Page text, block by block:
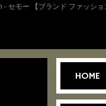
モー 【ブランド ファッション
HOME